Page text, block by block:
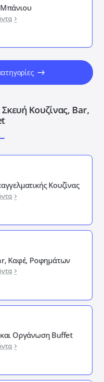
Μπάνιου
Κουζίνας, Bar,
Κουζίνας
Καφέ, Ροφημάτων
και Οργάνωση Buffet